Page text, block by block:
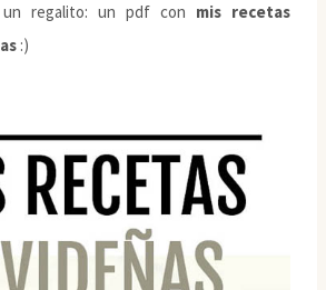
regalito: un pdf con mis recetas
:)